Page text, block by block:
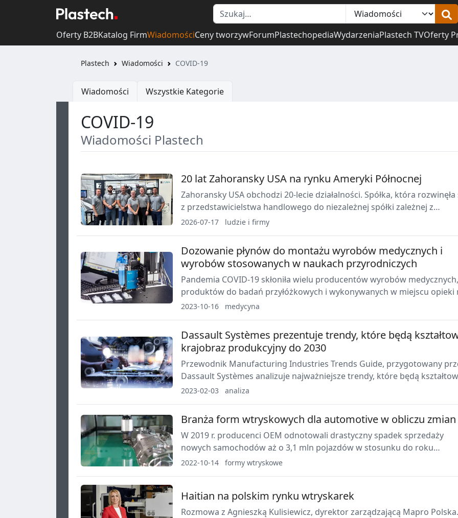
Oferty B2BKatalog FirmWiadomościCeny tworzywForumPlastechopediaWydarzeniaPlastech TVOferty
Plastech Wiadomości COVID-19
Wiadomości Wszystkie Kategorie
COVID-19
Wiadomości Plastech
20 lat Zahoransky USA na rynku Ameryki Północnej
Zahoransky USA obchodzi 20-lecie działalności. Spółka, która rozwinęła
z przedstawicielstwa handlowego do niezależnej spółki zależnej z
zapleczem serwisowym i częściami zamiennymi, podsumowuje rozwój
2026-07-17 ludzie i firmy
Dozowanie płynów do montażu wyrobów medycznych i
wyrobów stosowanych w naukach przyrodniczych
Pandemia COVID-19 skłoniła wielu producentów wyrobów medycznych,
produktów do badań przyłóżkowych i wykonywanych w miejscu opieki
pacjentem, a także wyrobów medycznych przeznaczonych do noszenia
dozowania płynów montażowych - od aplikacji ręcznych przez
na stołach laboratoryjnym, po testy laboratoryjne i produkcję
zautomatyzowaną.
2023-10-16 medycyna
Dassault Systèmes prezentuje trendy, które będą
krajobraz produkcyjny do 2030
Przewodnik Manufacturing Industries Trends Guide, przygotowany
Dassault Systèmes analizuje najważniejsze trendy, które będą
krajobraz produkcyjny do 2030 roku.
2023-02-03 analiza
Branża form wtryskowych dla automotive w obliczu zmian
W 2019 r. producenci OEM odnotowali drastyczny spadek sprzedaży
nowych samochodów aż o 3,1 mln pojazdów w stosunku do roku
poprzedniego. W konsekwencji spadła liczba zamówień na nowe formy
2022-10-14 formy wtryskowe
Haitian na polskim rynku wtryskarek
Rozmowa z Agnieszką Kulisiewicz, dyrektor zarządzającą Mapro Polska.